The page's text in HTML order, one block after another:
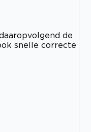
de
snelle correcte